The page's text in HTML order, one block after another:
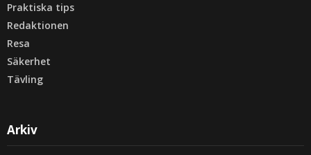
Praktiska tips
Redaktionen
Resa
Säkerhet
Tävling
Arkiv